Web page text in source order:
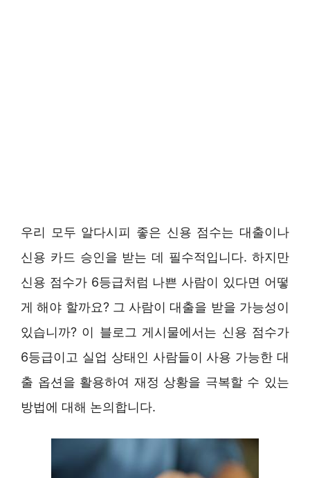
우리 모두 알다시피 좋은 신용 점수는 대출이나
신용 카드 승인을 받는 데 필수적입니다. 하지만
신용 점수가 6등급처럼 나쁜 사람이 있다면 어떻
게 해야 할까요? 그 사람이 대출을 받을 가능성이
있습니까? 이 블로그 게시물에서는 신용 점수가
6등급이고 실업 상태인 사람들이 사용 가능한 대
출 옵션을 활용하여 재정 상황을 극복할 수 있는
방법에 대해 논의합니다.